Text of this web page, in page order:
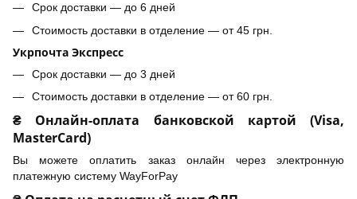
Срок доставки — до 6 дней
Стоимость доставки в отделение — от 45 грн.
Укрпочта Экспресс
Срок доставки — до 3 дней
Стоимость доставки в отделение — от 60 грн.
₴ Онлайн-оплата банковской картой (Visa,
MasterCard)
Вы можете оплатить заказ онлайн через электронную
платежную систему WayForPay